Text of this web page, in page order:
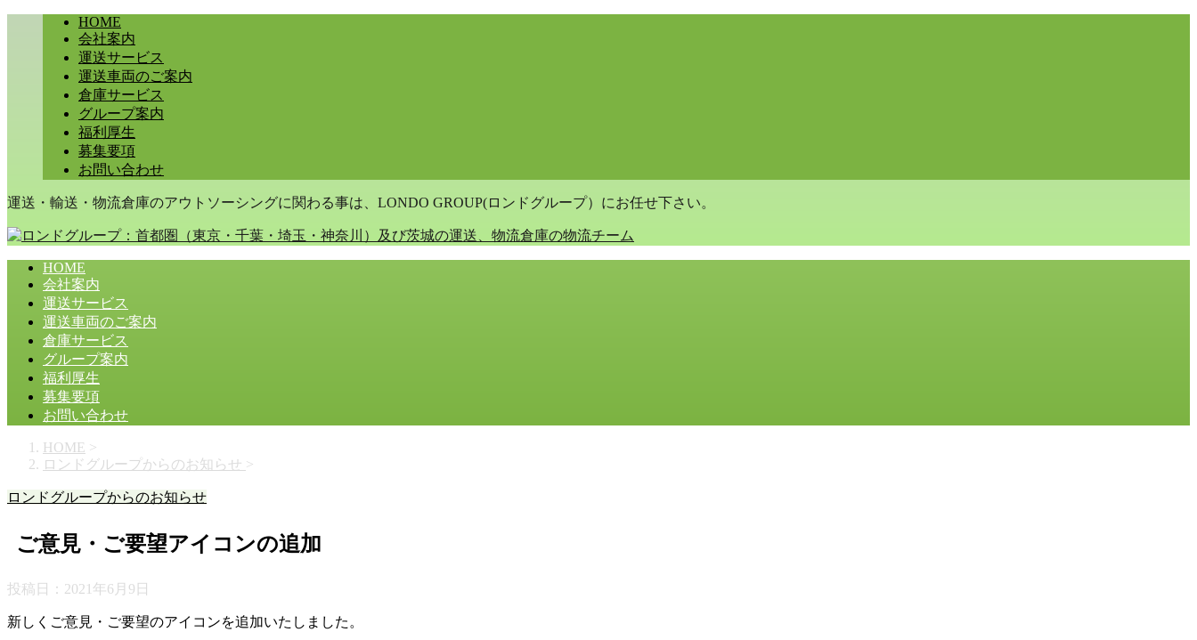
HOME
会社案内
運送サービス
運送車両のご案内
倉庫サービス
グループ案内
福利厚生
募集要項
お問い合わせ
運送・輸送・物流倉庫のアウトソーシングに関わる事は、LONDO GROUP(ロンドグループ）にお任せ下さい。
HOME
会社案内
運送サービス
運送車両のご案内
倉庫サービス
グループ案内
福利厚生
募集要項
お問い合わせ
HOME >
ロンドグループからのお知らせ >
ロンドグループからのお知らせ
ご意見・ご要望アイコンの追加
投稿日： 2021年6月9日
新しくご意見・ご要望のアイコンを追加いたしました。